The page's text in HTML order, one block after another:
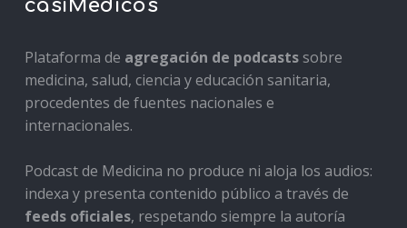
casiMedicos
Plataforma de agregación de podcastssobre
medicina, salud, ciencia y educación sanitaria,
procedentes de fuentes nacionales e
internacionales.
Podcast de Medicina no produce ni aloja los audios:
indexa y presenta contenido público a través de
feeds oficiales, respetando siempre la autoría